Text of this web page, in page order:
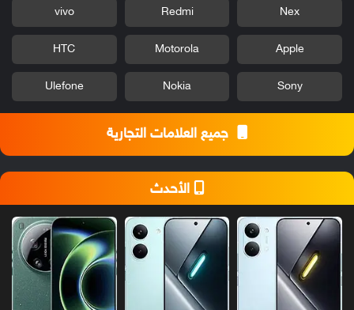
Nex
Redmi
vivo
Apple
Motorola
HTC
Sony
Nokia
Ulefone
جميع العلامات التجارية
الأحدث